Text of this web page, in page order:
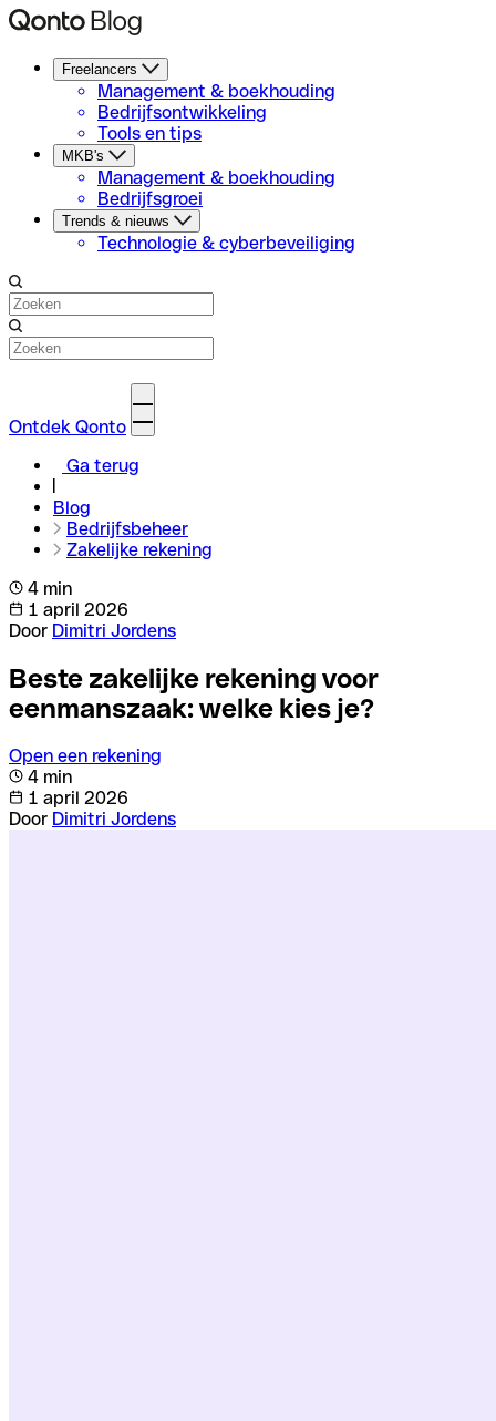
Freelancers
Management & boekhouding
Bedrijfsontwikkeling
Tools en tips
MKB's
Management & boekhouding
Bedrijfsgroei
Trends & nieuws
Technologie & cyberbeveiliging
Ontdek Qonto
Ga terug
Blog
Bedrijfsbeheer
Zakelijke rekening
4 min
1 april 2026
Door Dimitri Jordens
Beste zakelijke rekening voor
eenmanszaak: welke kies je?
Open een rekening
4 min
1 april 2026
Door Dimitri Jordens